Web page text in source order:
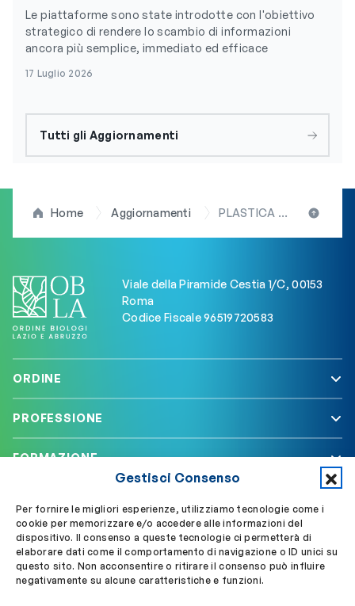
Gestisci Consenso
Per fornire le migliori esperienze, utilizziamo tecnologie come i
cookie per memorizzare e/o accedere alle informazioni del
dispositivo. Il consenso a queste tecnologie ci permetterà di
elaborare dati come il comportamento di navigazione o ID unici su
questo sito. Non acconsentire o ritirare il consenso può influire
negativamente su alcune caratteristiche e funzioni.
Le piattaforme sono state introdotte con l'obiettivo
strategico di rendere lo scambio di informazioni
ancora più semplice, immediato ed efficace
17 Luglio 2026
Tutti gli Aggiornamenti
Home Aggiornamenti PLASTICA e AMBIENTE: due parole che oggi stridono forte se adoperate nello stesso contesto.
Viale della Piramide Cestia 1/C, 00153
Roma
Codice Fiscale 96519720583
ORDINE
PROFESSIONE
FORMAZIONE
Segui OBLA su Accedi a My OBLA